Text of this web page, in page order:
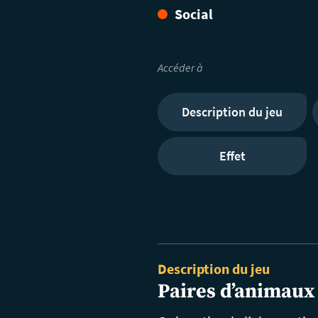
Social
Accéder à
Description du jeu
Effet
Description du jeu
Paires d’animaux